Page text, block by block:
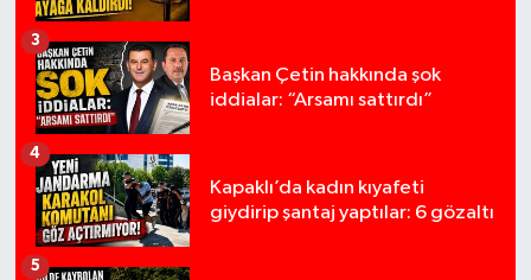
Başkan Çetin hakkında şok
iddialar: “Arsamı sattırdı”
3
Kapaklı’da kadın kıyafeti
giydirip şantaj yaptılar: 6 gözaltı
4
5